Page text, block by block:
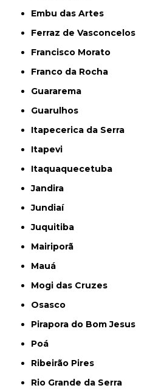
Embu das Artes
Ferraz de Vasconcelos
Francisco Morato
Franco da Rocha
Guararema
Guarulhos
Itapecerica da Serra
Itapevi
Itaquaquecetuba
Jandira
Jundiaí
Juquitiba
Mairiporã
Mauá
Mogi das Cruzes
Osasco
Pirapora do Bom Jesus
Poá
Ribeirão Pires
Rio Grande da Serra